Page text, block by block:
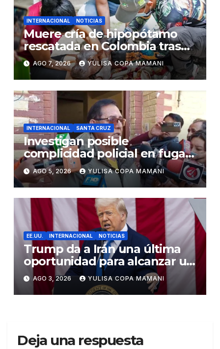
INTERNACIONAL NOTICIAS
Muere cría de hipopótamo
rescatada en Colombia tras
recibir atención veterinaria
AGO 7, 2026 YULISA COPA MAMANI
INTERNACIONAL SANTA CRUZ
Investigan posible
complicidad policial en fuga
de dos reos brasileños de
Palmasola
AGO 5, 2026 YULISA COPA MAMANI
EE.UU. INTERNACIONAL NOTICIAS
Trump da a Irán una última
oportunidad para alcanzar un
acuerdo de paz
AGO 3, 2026 YULISA COPA MAMANI
Deja una respuesta